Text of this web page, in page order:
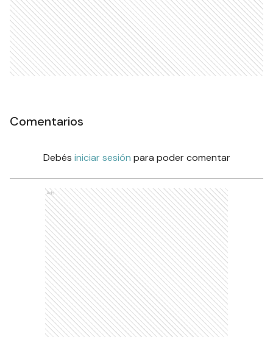
Comentarios
Debés iniciar sesión para poder comentar
Ads